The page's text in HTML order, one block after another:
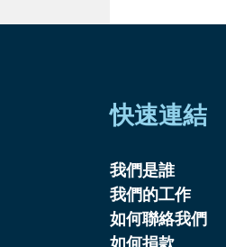
快速連結
我們是誰
我們的工作
如何聯絡我們